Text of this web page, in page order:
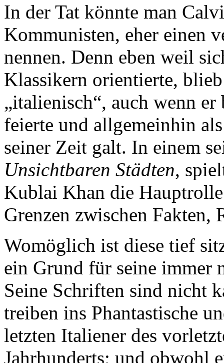
In der Tat könnte man
Kommunisten, eher einen
nennen. Denn eben weil
Klassikern orientierte,
„italienisch“, auch wenn
feierte und allgemeinhin
seiner Zeit galt. In einem
Unsichtbaren Städten,
Kublai Khan die
Grenzen zwischen Fakten,
Womöglich ist diese tief
ein Grund für seine immer
Seine Schriften sind nicht
treiben ins Phantastische
letzten Italiener des
Jahrhunderts; und obwohl